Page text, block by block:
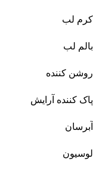
کرم لب
بالم لب
روشن کننده
پاک کننده آرایش
آبرسان
لوسیون